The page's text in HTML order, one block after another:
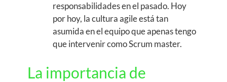
responsabilidades en el pasado. Hoy
por hoy, la cultura agile está tan
asumida en el equipo que apenas tengo
que intervenir como Scrum master.
La importancia de